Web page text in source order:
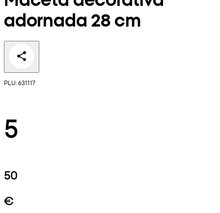
adornada 28 cm
PLU: 631117
5
50
€